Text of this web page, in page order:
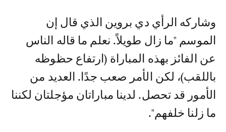
وشاركه الرأي دي بروين الذي قال إن
الموسم "ما زال طويلاً. نعلم ما قاله الناس
عن الفائز بهذه المباراة (ارتفاع حظوظه
باللقب)، لكن الأمر صعب جدًا. العديد من
الأمور قد تحصل. لدينا مباراتان مؤجلتان لكننا
ما زلنا خلفهم".